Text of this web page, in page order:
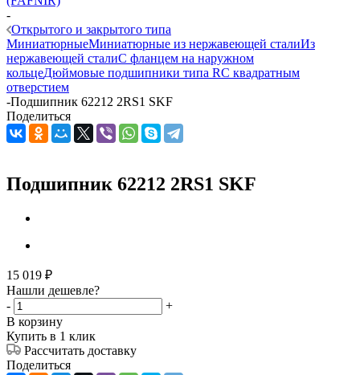
-
Открытого и закрытого типа
МиниатюрныеМиниатюрные из нержавеющей сталиИз
нержавеющей сталиС фланцем на наружном
кольцеДюймовые подшипники типа RС квадратным
отверстием
-Подшипник 62212 2RS1 SKF
Поделиться
Подшипник 62212 2RS1 SKF
15 019 ₽
Нашли дешевле?
-
+
В корзину
Купить в 1 клик
Рассчитать доставку
Поделиться